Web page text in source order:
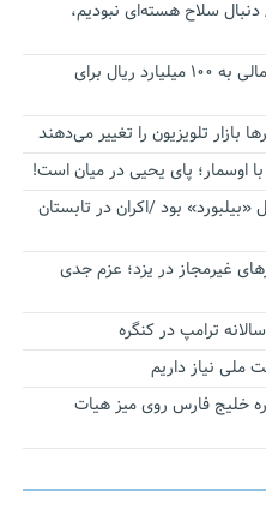
دنبال سلاح هسته‌ای نبودیم،
آستانه الزام به دریافت صورت های مالی به ۱۰۰ میلیارد ریال برای
بازار تلویزیون را تغییر می‌دهند
اوسمار؛ پای یحیی در میان است!
بود /اکران در تابستان
غیرمجاز در یزد؛ عزم جدی
ترامپ در کنگره
ملی نیاز داریم
خلیج فارس روی میز هیات